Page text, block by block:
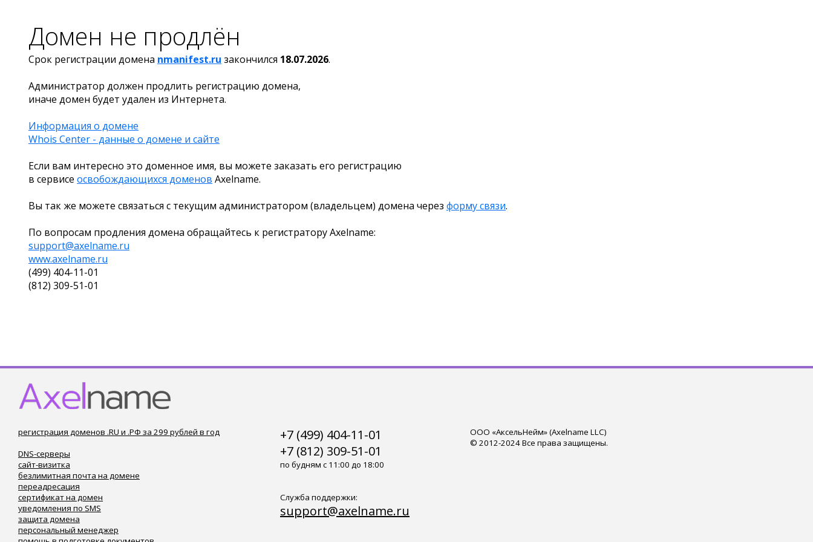
Домен не продлён
Срок регистрации домена nmanifest.ru закончился 18.07.2026.
Администратор должен продлить регистрацию домена,
иначе домен будет удален из Интернета.
Информация о домене
Whois Center - данные о домене и сайте
Если вам интересно это доменное имя, вы можете заказать его регистрацию
в сервисе освобождающихся доменов Axelname.
Вы так же можете связаться с текущим администратором (владельцем) домена через форму связи.
По вопросам продления домена обращайтесь к регистратору Axelname:
support@axelname.ru
www.axelname.ru
(499) 404-11-01
(812) 309-51-01
регистрация доменов .RU и .РФ за 299 рублей в год
DNS-серверы
сайт-визитка
безлимитная почта на домене
переадресация
сертификат на домен
уведомления по SMS
защита домена
персональный менеджер
+7 (499) 404-11-01
+7 (812) 309-51-01
по будням с 11:00 до 18:00
Служба поддержки:
support@axelname.ru
ООО «АксельНейм» (Axelname LLC)
© 2012-2024 Все права защищены.